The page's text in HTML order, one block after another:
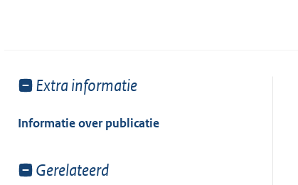
Toon
van:
Extra informatie
Informatie over publicatie
Toon
Gerelateerd